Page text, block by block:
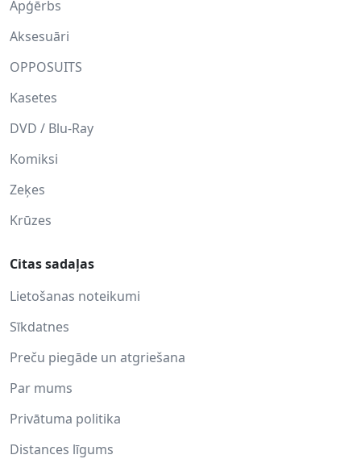
Apģērbs
Aksesuāri
OPPOSUITS
Kasetes
DVD / Blu-Ray
Komiksi
Zeķes
Krūzes
Citas sadaļas
Lietošanas noteikumi
Sīkdatnes
Preču piegāde un atgriešana
Par mums
Privātuma politika
Distances līgums